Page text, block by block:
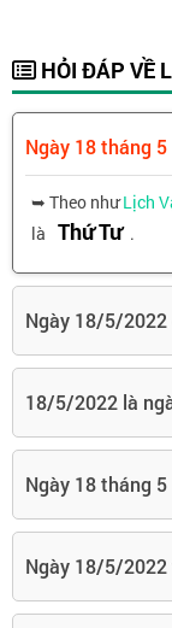
HỎI ĐÁP VỀ
Ngày 18 tháng
➥ Theo nhưLịch
là Thứ Tư .
Ngày 18/5/2022
18/5/2022 là
Ngày 18 tháng
Ngày 18/5/